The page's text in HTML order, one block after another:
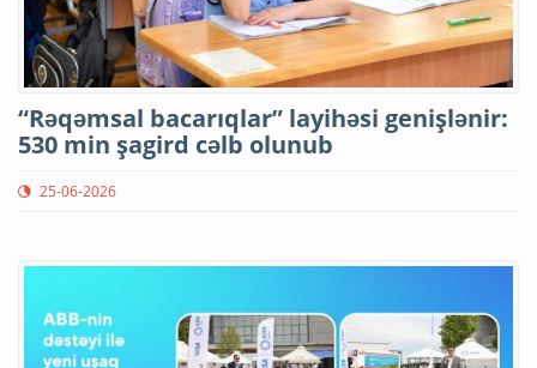
“Rəqəmsal bacarıqlar” layihəsi genişlənir:
530 min şagird cəlb olunub
25-06-2026